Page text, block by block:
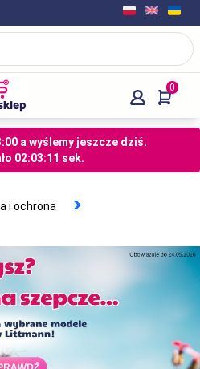
0
a wyślemy jeszcze dziś.
02:03:11 sek.
i ochrona